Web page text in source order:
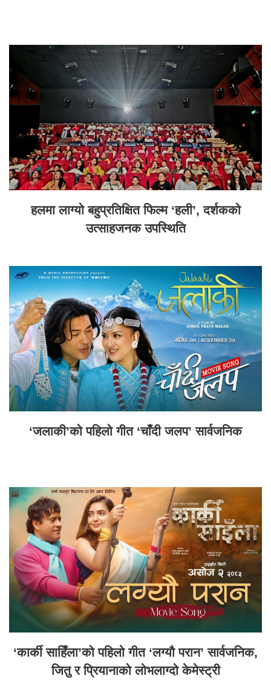
हलमा लाग्यो बहुप्रतिक्षित फिल्म ‘हली’, दर्शकको
उत्साहजनक उपस्थिति
‘जलाकी’को पहिलो गीत ‘चाँदी जलप’ सार्वजनिक
‘कार्की साहिँला’को पहिलो गीत ‘लग्यौ परान’ सार्वजनिक,
जितु र प्रियानाको लोभलाग्दो केमेस्ट्री